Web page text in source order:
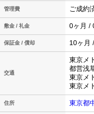
管理費 ご成約
敷金 / 礼金 0ヶ月 /
保証金 / 償却 10ヶ月
交通
東京メ
都営浅
東京メ
東京メ
住所 東京都